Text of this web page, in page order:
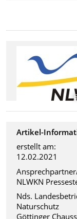
Artikel-
erstellt am:
12.02.2021
NLWKN
Nds.
Naturschutz
Göttinger